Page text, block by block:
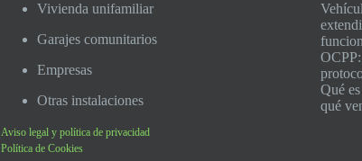
Vivienda unifamiliar
Garajes comunitarios
Empresas
Otras instalaciones
Qué
qué
Aviso legal y política de privacidad
Política de Cookies